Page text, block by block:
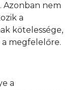
Azonban nem
a
kötelessége,
megfelelőre.
a